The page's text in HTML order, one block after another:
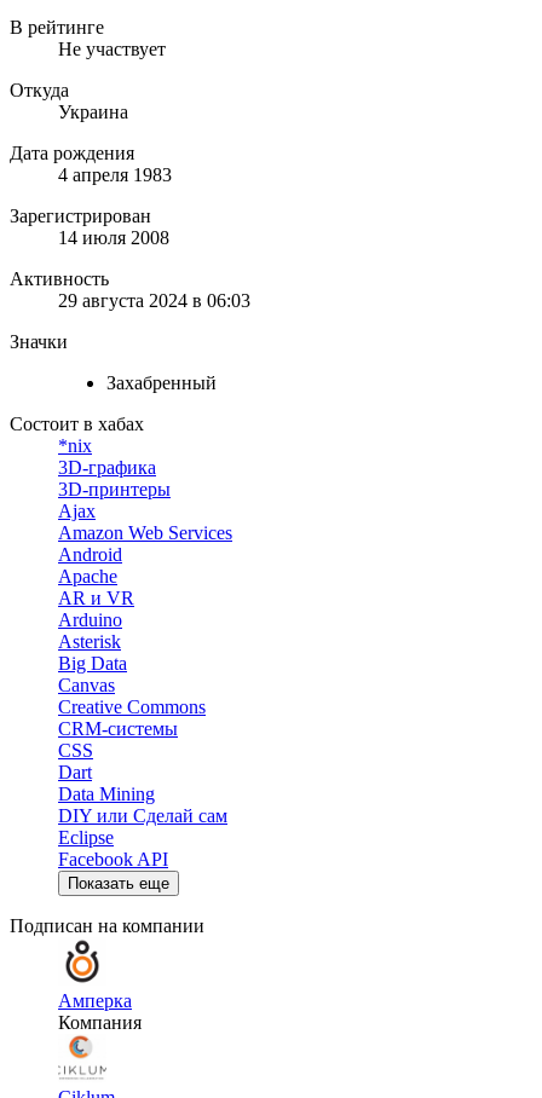
В рейтинге
Не участвует
Откуда
Украина
Дата рождения
4 апреля 1983
Зарегистрирован
14 июля 2008
Активность
29 августа 2024 в 06:03
Значки
Захабренный
Состоит в хабах
*nix
3D-графика
3D-принтеры
Ajax
Amazon Web Services
Android
Apache
AR и VR
Arduino
Asterisk
Big Data
Canvas
Creative Commons
CRM-системы
CSS
Dart
Data Mining
DIY или Сделай сам
Eclipse
Facebook API
Показать еще
Подписан на компании
Амперка
Компания